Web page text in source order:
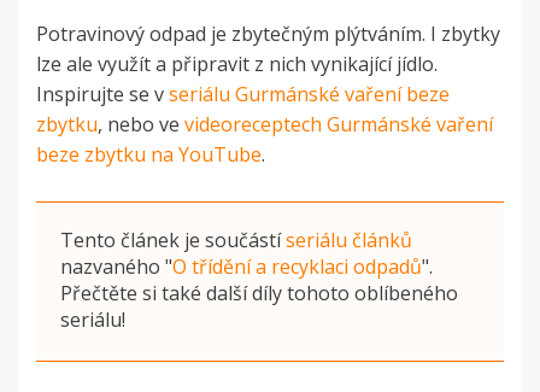
Potravinový odpad je zbytečným plýtváním. I zbytky
lze ale využít a připravit z nich vynikající jídlo.
Inspirujte se vseriálu Gurmánské vaření beze
zbytku, nebo ve videoreceptech Gurmánské vaření
beze zbytku na YouTube.
Tento článek je součástíseriálu článků
nazvaného "O třídění a recyklaci odpadů".
Přečtěte si také další díly tohoto oblíbeného
seriálu!